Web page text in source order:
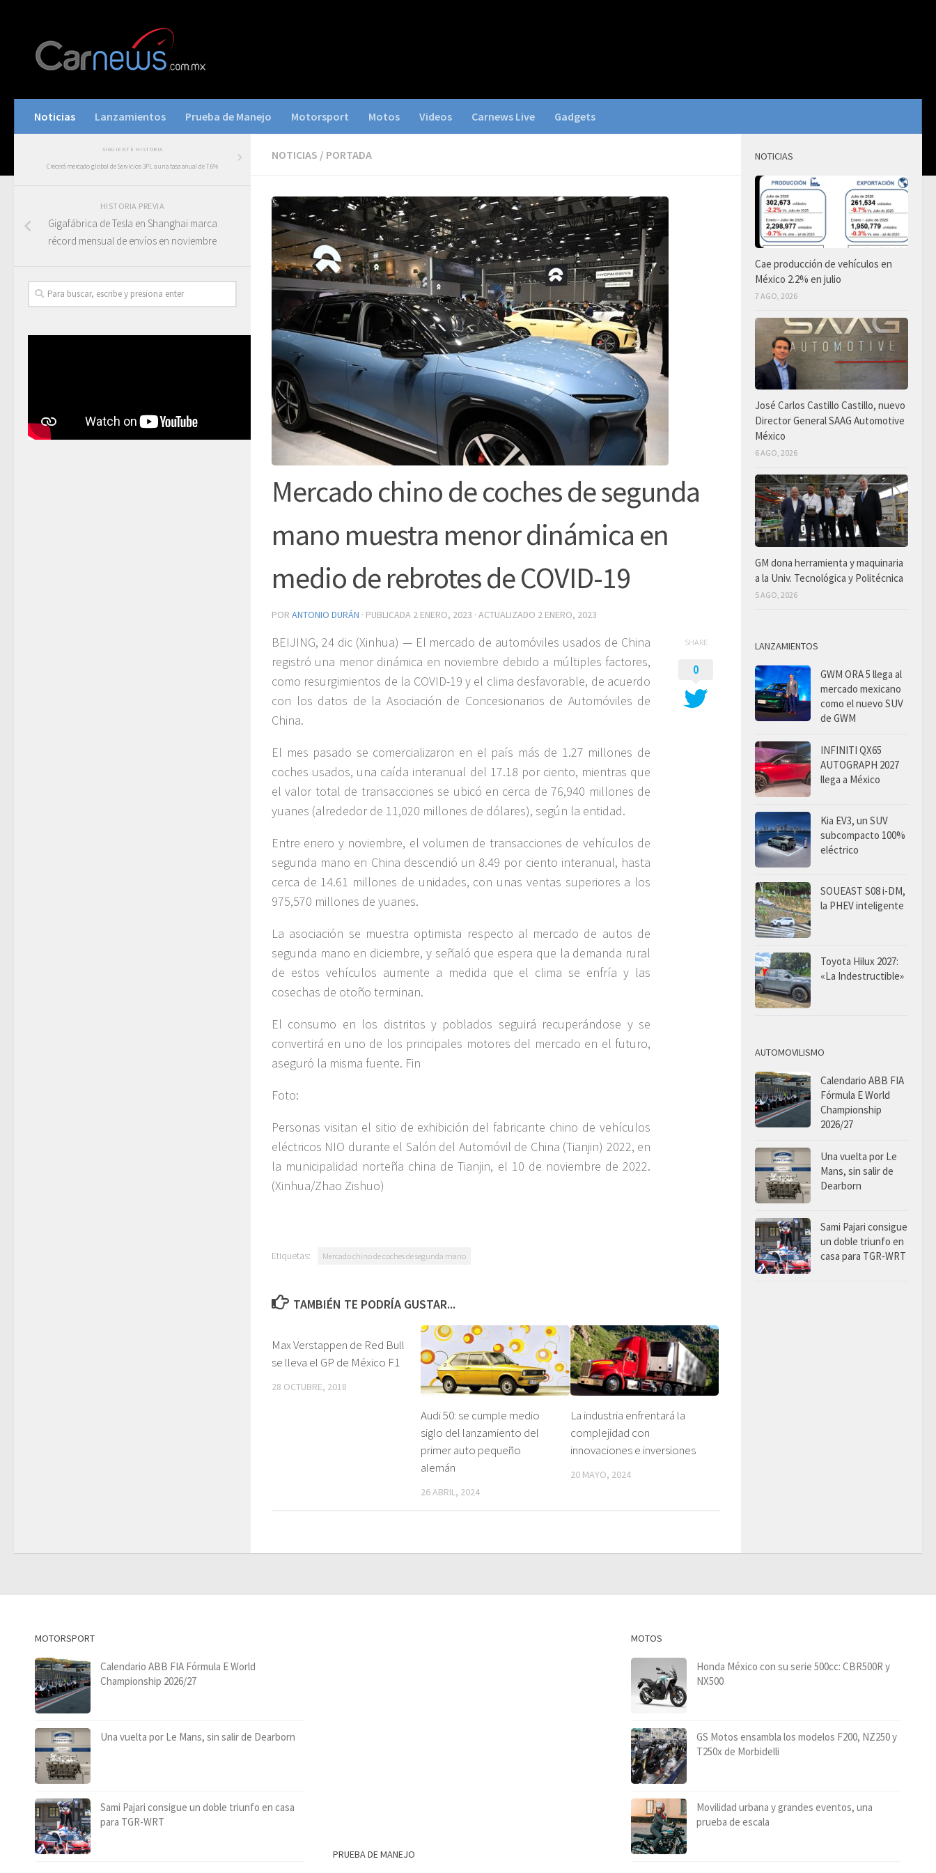
Noticias Lanzamientos Prueba de Manejo Motorsport Motos Videos Carnews Live Gadgets
NOTICIAS / PORTADA
Mercado chino de coches de segunda
mano muestra menor dinámica en
medio de rebrotes de COVID-19
POR ANTONIO DURÁN · PUBLICADA 2 ENERO, 2023 · ACTUALIZADO 2 ENERO, 2023
BEIJING, 24 dic (Xinhua) — El mercado de automóviles usados de China
registró una menor dinámica en noviembre debido a múltiples factores,
como resurgimientos de la COVID-19 y el clima desfavorable, de acuerdo
con los datos de la Asociación de Concesionarios de Automóviles de
China.
El mes pasado se comercializaron en el país más de 1.27 millones de
coches usados, una caída interanual del 17.18 por ciento, mientras que
el valor total de transacciones se ubicó en cerca de 76,940 millones de
yuanes (alrededor de 11,020 millones de dólares), según la entidad.
Entre enero y noviembre, el volumen de transacciones de vehículos de
segunda mano en China descendió un 8.49 por ciento interanual, hasta
cerca de 14.61 millones de unidades, con unas ventas superiores a los
975,570 millones de yuanes.
La asociación se muestra optimista respecto al mercado de autos de
segunda mano en diciembre, y señaló que espera que la demanda rural
de estos vehículos aumente a medida que el clima se enfría y las
cosechas de otoño terminan.
El consumo en los distritos y poblados seguirá recuperándose y se
convertirá en uno de los principales motores del mercado en el futuro,
aseguró la misma fuente. Fin
Foto:
Personas visitan el sitio de exhibición del fabricante chino de vehículos
eléctricos NIO durante el Salón del Automóvil de China (Tianjin) 2022, en
la municipalidad norteña china de Tianjin, el 10 de noviembre de 2022.
(Xinhua/Zhao Zishuo)
SHARE
0
Etiquetas: Mercado chino de coches de segunda mano
TAMBIÉN TE PODRÍA GUSTAR...
Max Verstappen de Red Bull
se lleva el GP de México F1
28 OCTUBRE, 2018
Audi 50: se cumple medio
siglo del lanzamiento del
primer auto pequeño
alemán
26 ABRIL, 2024
La industria enfrentará la
complejidad con
innovaciones e inversiones
20 MAYO, 2024
SIGUIENTE HISTORIA
Crecerá mercado global de Servicios 3PL a una tasa anual de 7.6%
HISTORIA PREVIA
Gigafábrica de Tesla en Shanghai marca
récord mensual de envíos en noviembre
NOTICIAS
Cae producción de vehículos en
México 2.2% en julio
7 AGO, 2026
José Carlos Castillo Castillo, nuevo
Director General SAAG Automotive
México
6 AGO, 2026
GM dona herramienta y maquinaria
a la Univ. Tecnológica y Politécnica
5 AGO, 2026
LANZAMIENTOS
GWM ORA 5 llega al
mercado mexicano
como el nuevo SUV
de GWM
INFINITI QX65
AUTOGRAPH 2027
llega a México
Kia EV3, un SUV
subcompacto 100%
eléctrico
SOUEAST S08 i-DM,
la PHEV inteligente
Toyota Hilux 2027:
«La Indestructible»
AUTOMOVILISMO
Calendario ABB FIA
Fórmula E World
Championship
2026/27
Una vuelta por Le
Mans, sin salir de
Dearborn
Sami Pajari consigue
un doble triunfo en
casa para TGR-WRT
MOTORSPORT
Calendario ABB FIA Fórmula E World
Championship 2026/27
Una vuelta por Le Mans, sin salir de Dearborn
Sami Pajari consigue un doble triunfo en casa
para TGR-WRT
PRUEBA DE MANEJO
MOTOS
Honda México con su serie 500cc: CBR500R y
NX500
GS Motos ensambla los modelos F200, NZ250 y
T250x de Morbidelli
Movilidad urbana y grandes eventos, una
prueba de escala